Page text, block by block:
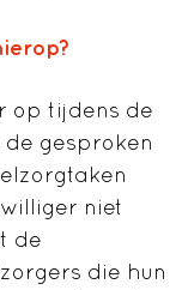
op tijdens de
gesproken
niet
de
die hun